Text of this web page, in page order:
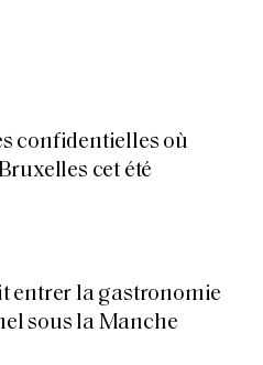
confidentielles où
cet été
entrer la gastronomie
sous la Manche